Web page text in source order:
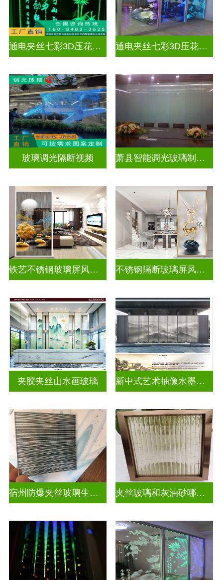
通电夹丝七彩3D压花激光内雕护栏玻璃 通电夹丝七彩3D压花激光内雕发光艺术玻璃
玻璃调光隔断视频 萧县智能调光玻璃制作厂
铁艺不锈钢玻璃屏风隔断 不锈钢隔断玻璃屏风隔断
夹胶夹丝山水画玻璃 新中式艺术抽像水墨山水画玻璃
宿州防爆夹丝玻璃生产厂家 夹丝玻璃和灰油砂哪个好